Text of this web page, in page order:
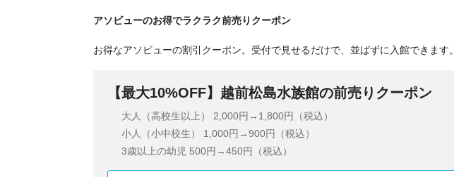
アソビューのお得でラクラク前売りクーポン
お得なアソビューの割引クーポン。受付で見せるだけで、並ばずに入館できます。
【最大10%OFF】越前松島水族館の前売りクーポン
大人（高校生以上）
2,000円→1,800円（税込）
小人（小中校生）
1,000円→900円（税込）
3歳以上の幼児 500円→450円（税込）